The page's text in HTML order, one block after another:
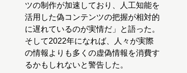
ツの制作が加速しており、人工知能を
活用した偽コンテンツの把握が相対的
に遅れているのが実情だ」と語った。
そして2022年になれば、人々が実際
の情報よりも多くの虚偽情報を消費す
るかもしれないと警告した。